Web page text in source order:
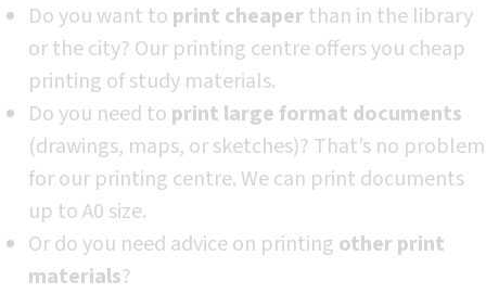
Do you want to print cheaperthan in the library
or the city? Our printing centre offers you cheap
printing of study materials.
Do you need to print large format documents
(drawings, maps, or sketches)? That’s no problem
for our printing centre. We can print documents
up to A0 size.
Or do you need advice on printing other print
materials?